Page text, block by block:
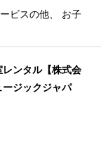
ビスの他、 お子
ンタル【株式会
ジックジャパ